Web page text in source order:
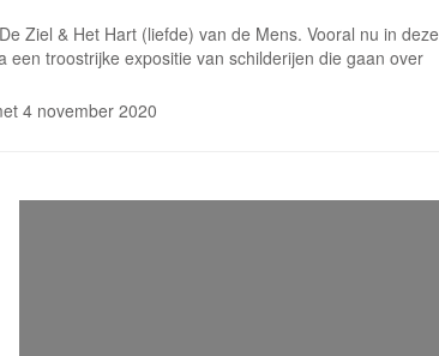
Ziel & Het Hart (liefde) van de Mens. Vooral nu in deze
een troostrijke expositie van schilderijen die gaan over
4 november 2020